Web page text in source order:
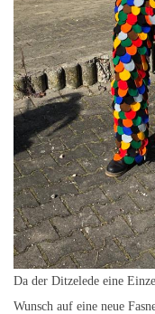
Da der Ditzelede eine
Wunsch auf eine neue